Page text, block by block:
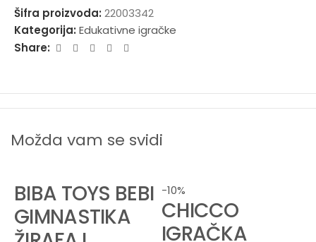
Šifra proizvoda: 22003342
Kategorija: Edukativne igračke
Share:
Možda vam se svidi
BIBA TOYS BEBI
GIMNASTIKA
-10%
CHICCO
IGRAČKA